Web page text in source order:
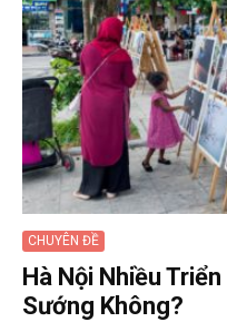
CHUYÊN ĐỀ
Hà Nội Nhiều
Sướng Không?